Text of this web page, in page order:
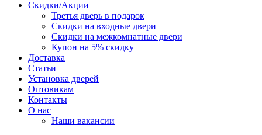
Скидки/Акции
Третья дверь в подарок
Скидки на входные двери
Скидки на межкомнатные двери
Купон на 5% скидку
Доставка
Статьи
Установка дверей
Оптовикам
Контакты
О нас
Наши вакансии